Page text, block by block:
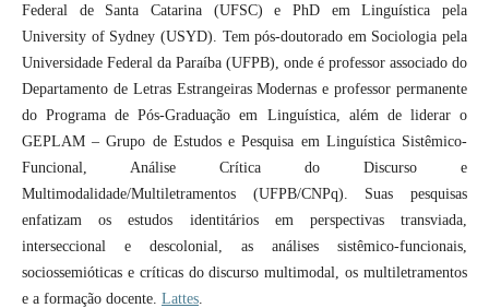
Federal de Santa Catarina (UFSC) e PhD em Linguística pela
University of Sydney (USYD). Tem pós-doutorado em Sociologia pela
Universidade Federal da Paraíba (UFPB), onde é professor associado do
Departamento de Letras Estrangeiras Modernas e professor permanente
do Programa de Pós-Graduação em Linguística, além de liderar o
GEPLAM – Grupo de Estudos e Pesquisa em Linguística Sistêmico-
Funcional, Análise Crítica do Discurso e
Multimodalidade/Multiletramentos (UFPB/CNPq). Suas pesquisas
enfatizam os estudos identitários em perspectivas transviada,
interseccional e descolonial, as análises sistêmico-funcionais,
sociossemióticas e críticas do discurso multimodal, os multiletramentos
e a formação docente. Lattes.